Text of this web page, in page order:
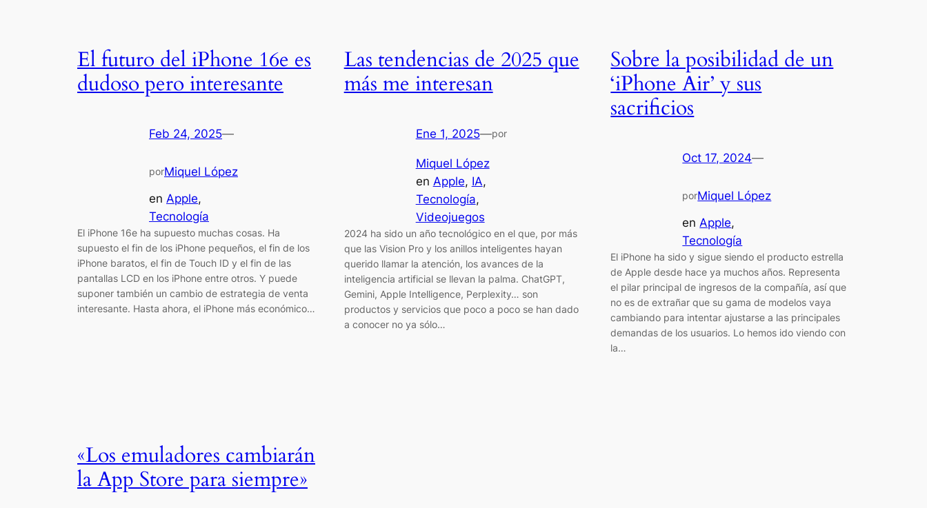
El futuro del iPhone 16e es
dudoso pero interesante
Feb 24, 2025—
porMiquel López
en Apple
Tecnología
El iPhone 16e ha supuesto muchas cosas. Ha
supuesto el fin de los iPhone pequeños, el fin de los
iPhone baratos, el fin de Touch ID y el fin de las
pantallas LCD en los iPhone entre otros. Y puede
suponer también un cambio de estrategia de venta
interesante. Hasta ahora, el iPhone más económico…
Las tendencias de 2025 que
más me interesan
Ene 1, 2025—por
Miquel López
en Apple, IA
Tecnología
Videojuegos
2024 ha sido un año tecnológico en el que, por más
que las Vision Pro y los anillos inteligentes hayan
querido llamar la atención, los avances de la
inteligencia artificial se llevan la palma. ChatGPT,
Gemini, Apple Intelligence, Perplexity… son
productos y servicios que poco a poco se han dado
a conocer no ya sólo…
Sobre la posibilidad de un
‘iPhone Air’ y sus
sacrificios
Oct 17, 2024—
porMiquel López
en Apple
Tecnología
El iPhone ha sido y sigue siendo el producto estrella
de Apple desde hace ya muchos años. Representa
el pilar principal de ingresos de la compañía, así que
no es de extrañar que su gama de modelos vaya
cambiando para intentar ajustarse a las principales
demandas de los usuarios. Lo hemos ido viendo con
la…
«Los emuladores cambiarán
la App Store para siempre»